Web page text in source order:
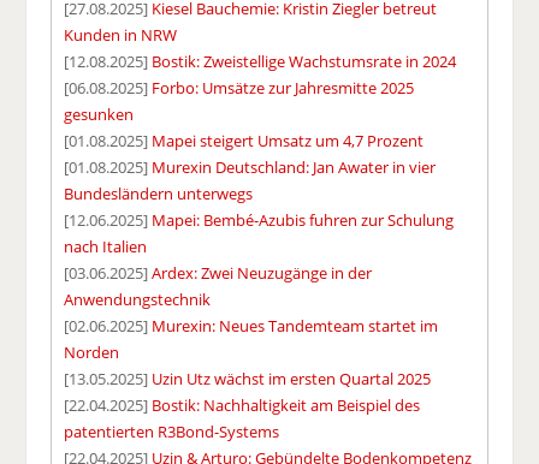
[27.08.2025] Kiesel Bauchemie: Kristin Ziegler betreut
Kunden in NRW
[12.08.2025] Bostik: Zweistellige Wachstumsrate in 2024
[06.08.2025] Forbo: Umsätze zur Jahresmitte 2025
gesunken
[01.08.2025] Mapei steigert Umsatz um 4,7 Prozent
[01.08.2025] Murexin Deutschland: Jan Awater in vier
Bundesländern unterwegs
[12.06.2025] Mapei: Bembé-Azubis fuhren zur Schulung
nach Italien
[03.06.2025]Ardex: Zwei Neuzugänge in der
Anwendungstechnik
[02.06.2025] Murexin: Neues Tandemteam startet im
Norden
[13.05.2025] Uzin Utz wächst im ersten Quartal 2025
[22.04.2025] Bostik: Nachhaltigkeit am Beispiel des
patentierten R3Bond-Systems
[22.04.2025] Uzin & Arturo: Gebündelte Bodenkompetenz